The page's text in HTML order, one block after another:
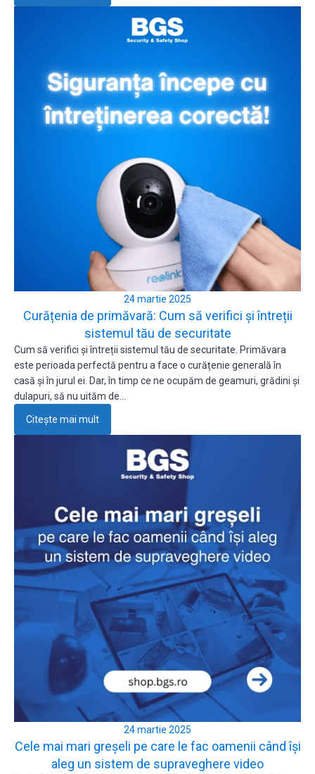
24 martie 2025
Curățenia de primăvară: Cum să verifici și întreții
sistemul tău de securitate
Cum să verifici și întreții sistemul tău de securitate. Primăvara
este perioada perfectă pentru a face o curățenie generală în
casă și în jurul ei. Dar, în timp ce ne ocupăm de geamuri, grădini și
dulapuri, să nu uităm de…
Citește mai mult
24 martie 2025
Cele mai mari greșeli pe care le fac oamenii când își
aleg un sistem de supraveghere video